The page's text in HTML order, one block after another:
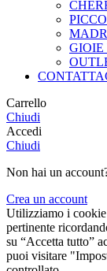
GIOIE
Carrello
Chiudi
Accedi
Chiudi
Non hai un
Crea un account
Utilizziamo i
pertinente
su “Accetta tutto”
puoi visitare